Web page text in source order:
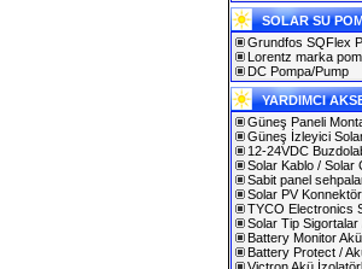
SOLAR SU
Grundfos SQFlex
Lorentz marka
DC Pompa/Pump
YARDIMCI
Güneş Paneli
Güneş İzleyici
12-24VDC
Solar Kablo / Solar
Sabit panel
Solar PV
TYCO Electronics
Solar Tip
Battery Monitor
Battery Protect /